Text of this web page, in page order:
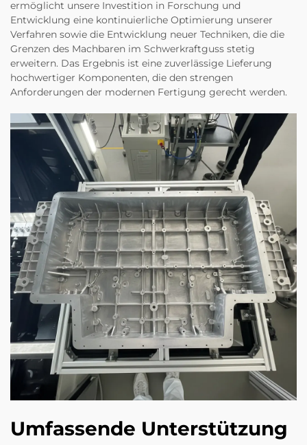
ermöglicht unsere Investition in Forschung und
Entwicklung eine kontinuierliche Optimierung unserer
Verfahren sowie die Entwicklung neuer Techniken, die die
Grenzen des Machbaren im Schwerkraftguss stetig
erweitern. Das Ergebnis ist eine zuverlässige Lieferung
hochwertiger Komponenten, die den strengen
Anforderungen der modernen Fertigung gerecht werden.
Umfassende Unterstützung